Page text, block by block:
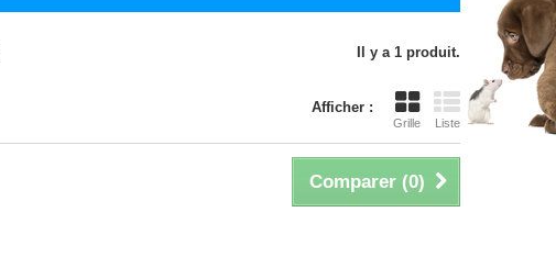
Il y a 1 produit.
Afficher :
Grille Liste
Comparer (0)